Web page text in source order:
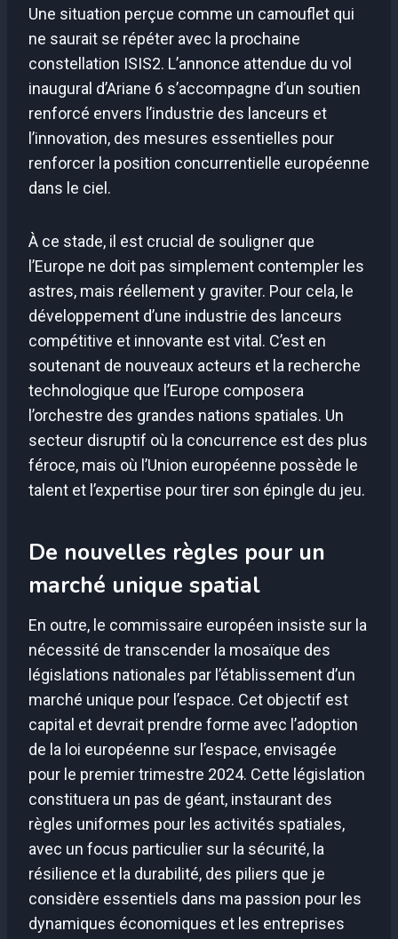
Une situation perçue comme un camouflet qui
ne saurait se répéter avec la prochaine
constellation ISIS2. L’annonce attendue du vol
inaugural d’Ariane 6 s’accompagne d’un soutien
renforcé envers l’industrie des lanceurs et
l’innovation, des mesures essentielles pour
renforcer la position concurrentielle européenne
dans le ciel.
À ce stade, il est crucial de souligner que
l’Europe ne doit pas simplement contempler les
astres, mais réellement y graviter. Pour cela, le
développement d’une industrie des lanceurs
compétitive et innovante est vital. C’est en
soutenant de nouveaux acteurs et la recherche
technologique que l’Europe composera
l’orchestre des grandes nations spatiales. Un
secteur disruptif où la concurrence est des plus
féroce, mais où l’Union européenne possède le
talent et l’expertise pour tirer son épingle du jeu.
De nouvelles règles pour un
marché unique spatial
En outre, le commissaire européen insiste sur la
nécessité de transcender la mosaïque des
législations nationales par l’établissement d’un
marché unique pour l’espace. Cet objectif est
capital et devrait prendre forme avec l’adoption
de la loi européenne sur l’espace, envisagée
pour le premier trimestre 2024. Cette législation
constituera un pas de géant, instaurant des
règles uniformes pour les activités spatiales,
avec un focus particulier sur la sécurité, la
résilience et la durabilité, des piliers que je
considère essentiels dans ma passion pour les
dynamiques économiques et les entreprises